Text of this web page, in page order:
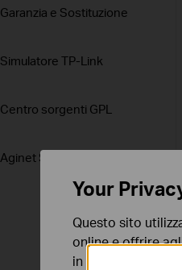
Garanzia e Sostituzione
Simulatore TP-Link
Centro sorgenti GPL
Aginet Solution
Your
Questo sito
online e offrire
in qualunque